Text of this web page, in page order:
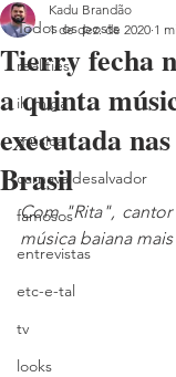
Todos os posts
realities
ih,miga
música
carnavaldesalvador
famosos
entrevistas
etc-e-tal
tv
looks
Tierry fecha
a quinta
executada
Brasil
Kadu Brandão
1 de dez. de 2020 1
Com "Rita",
música baiana